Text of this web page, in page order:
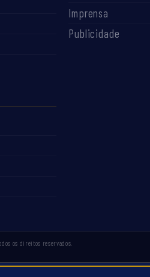
Imprensa
Publicidade
os direitos reservados.